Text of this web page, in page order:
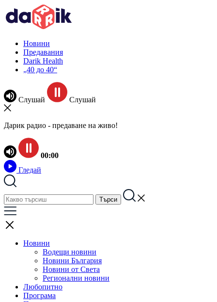
Новини
Предавания
Darik Health
„40 до 40“
Слушай Слушай
Дарик радио - предаване на живо!
00:00
Гледай
Новини
Водещи новини
Новини България
Новини от Света
Регионални новини
Любопитно
Програма